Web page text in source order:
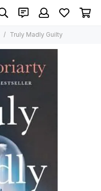
Truly Madly Guilty